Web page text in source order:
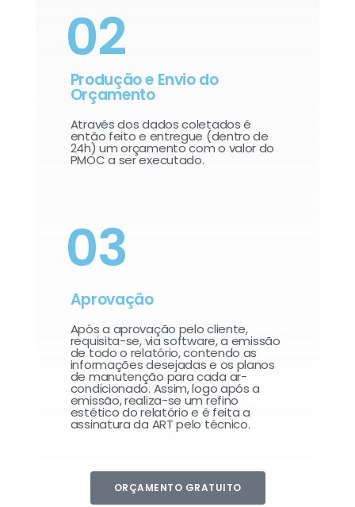
02
Produção e Envio do
Orçamento
Através dos dados coletados é
então feito e entregue (dentro de
24h) um orçamento com o valor do
PMOC a ser executado.
03
Aprovação
Após a aprovação pelo cliente,
requisita-se, via software, a emissão
de todo o relatório, contendo as
informações desejadas e os planos
de manutenção para cada ar-
condicionado. Assim, logo após a
emissão, realiza-se um refino
estético do relatório e é feita a
assinatura da ART pelo técnico.
ORÇAMENTO GRATUITO